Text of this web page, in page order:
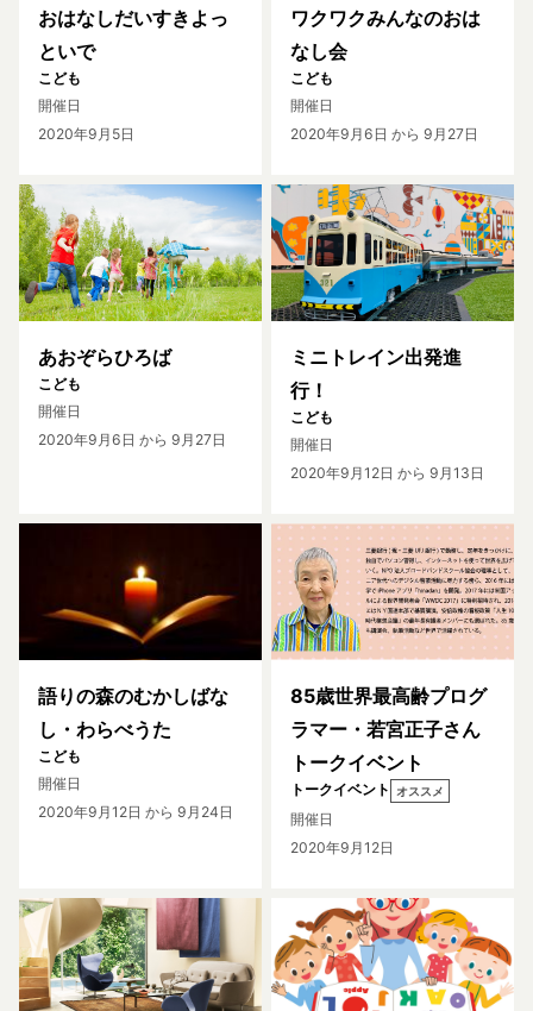
おはなしだいすきよっ
といで
こども
開催日
2020年9月5日
ワクワクみんなのおは
なし会
こども
開催日
2020年9月6日 から 9月27日
あおぞらひろば
こども
開催日
2020年9月6日 から 9月27日
ミニトレイン出発進
行！
こども
開催日
2020年9月12日 から 9月13日
語りの森のむかしばな
し・わらべうた
こども
開催日
2020年9月12日 から 9月24日
85歳世界最高齢プログ
ラマー・若宮正子さん
トークイベント
トークイベント オススメ
開催日
2020年9月12日